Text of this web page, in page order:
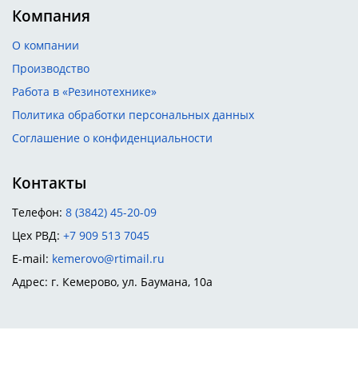
Компания
О компании
Производство
Работа в «Резинотехнике»
Политика обработки персональных данных
Соглашение о конфиденциальности
Контакты
Телефон: 8 (3842) 45-20-09
Цех РВД: +7 909 513 7045
E-mail: kemerovo@rtimail.ru
Адрес: г. Кемерово, ул. Баумана, 10а